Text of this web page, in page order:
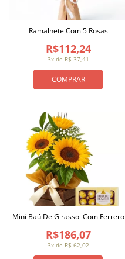
COMPRAR
3x de R$ 37,41
R$112,24
Ramalhete Com 5 Rosas
3x de R$ 62,02
R$186,07
Mini Baú De Girassol Com Ferrero